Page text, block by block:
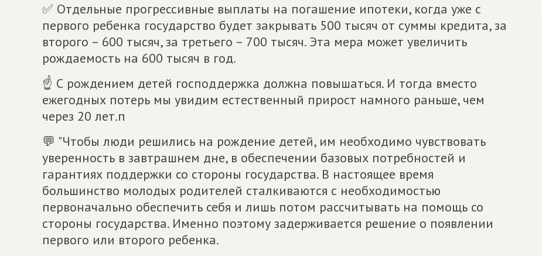
✅ Отдельные прогрессивные выплаты на погашение ипотеки, когда уже с
первого ребенка государство будет закрывать 500 тысяч от суммы кредита, за
второго – 600 тысяч, за третьего – 700 тысяч. Эта мера может увеличить
рождаемость на 600 тысяч в год.
☝ С рождением детей господдержка должна повышаться. И тогда вместо
ежегодных потерь мы увидим естественный прирост намного раньше, чем
через 20 лет.п
💬 "Чтобы люди решились на рождение детей, им необходимо чувствовать
уверенность в завтрашнем дне, в обеспечении базовых потребностей и
гарантиях поддержки со стороны государства. В настоящее время
большинство молодых родителей сталкиваются с необходимостью
первоначально обеспечить себя и лишь потом рассчитывать на помощь со
стороны государства. Именно поэтому задерживается решение о появлении
первого или второго ребенка.